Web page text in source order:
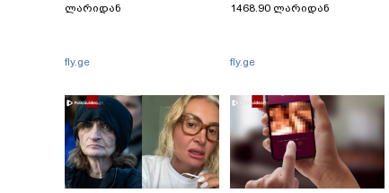
ლარიდან
fly.ge
1468.90 ლარიდან
fly.ge